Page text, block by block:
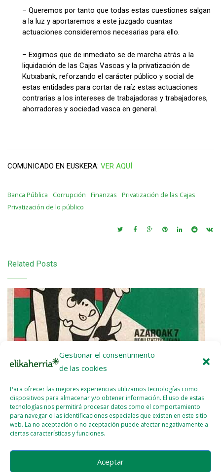
Gestionar el consentimiento
de las cookies
Para ofrecer las mejores experiencias utilizamos tecnologías como
dispositivos para almacenar y/o obtener información. El uso de estas
tecnologías nos permitirá procesar datos como el comportamiento
para navegar o las identificaciones especiales que existen en este sitio
web. La no aceptación o no aceptación puede afectar negativamente a
ciertas características y funciones.
Aceptar
– Queremos por tanto que todas estas cuestiones salgan
a la luz y aportaremos a este juzgado cuantas
actuaciones consideremos necesarias para ello.
– Exigimos que de inmediato se de marcha atrás a la
liquidación de las Cajas Vascas y la privatización de
Kutxabank, reforzando el carácter público y social de
estas entidades para cortar de raíz estas actuaciones
contrarias a los intereses de trabajadoras y trabajadores,
ahorradores y sociedad vasca en general.
COMUNICADO EN EUSKERA: VER AQUÍ
Banca Pública Corrupción Finanzas
Privatización de las Cajas
Privatización de lo público
Related Posts
de trabajo en solidaridad con Palestina
WEBMASTER